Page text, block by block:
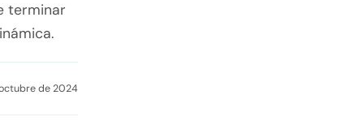
terminar
octubre de 2024